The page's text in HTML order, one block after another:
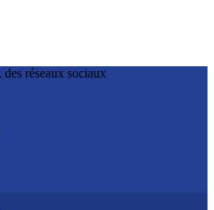
réseaux sociaux